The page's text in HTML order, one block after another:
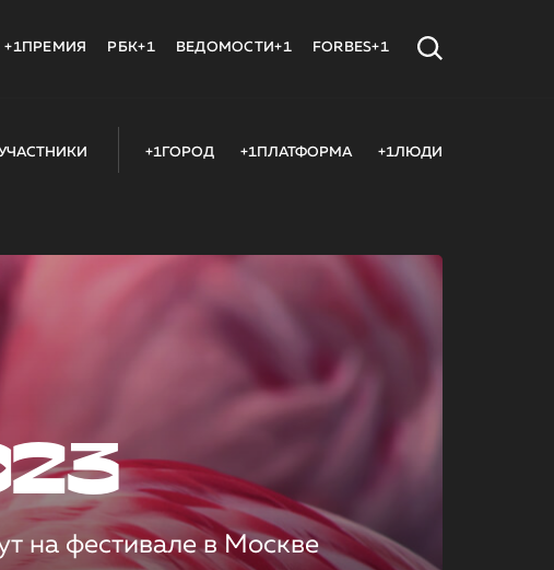
+1ПРЕМИЯ РБК+1 ВЕДОМОСТИ+1 FORBES+1
+1ГОРОД +1ПЛАТФОРМА +1ЛЮДИ
на фестивале в Москве